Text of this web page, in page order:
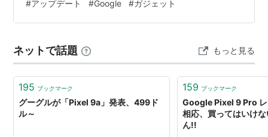
分かりやすく解説します。 スマートフォンは今や単なる
端末ではなく、 👉 連絡・決済・仕事・家族とのやり取り
と、日常そのものに影響が出る可能性があります。 ※ア
ップデート所要…
#アップデート #Google #ガジェット
ネットで話題 もっと見る
195 ブックマーク
グーグルが「Pixel 9a」発表、499ド
ル～
159 ブックマーク
Google Pixel 9 Pro
相応、買ってはいけ
ん!!